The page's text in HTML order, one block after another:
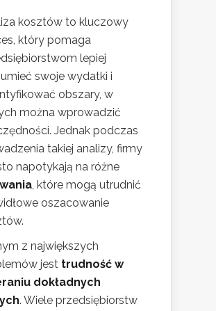
kosztów to kluczowy
który pomaga
lepiej
swoje wydatki i
obszary, w
można wprowadzić
Jednak podczas
takiej analizy, firmy
napotykają na różne
, które mogą utrudnić
oszacowanie
z największych
jest trudność w
dokładnych
. Wiele przedsiębiorstw